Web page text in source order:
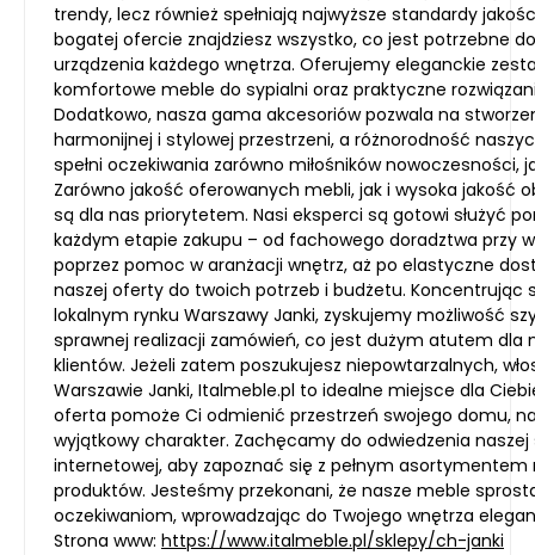
trendy, lecz również spełniają najwyższe standardy
bogatej ofercie znajdziesz wszystko, co jest potrzebne
urządzenia każdego wnętrza. Oferujemy eleganckie
komfortowe meble do sypialni oraz praktyczne
Dodatkowo, nasza gama akcesoriów pozwala na
harmonijnej i stylowej przestrzeni, a różnorodność
spełni oczekiwania zarówno miłośników nowoczesności,
Zarówno jakość oferowanych mebli, jak i wysoka jakość
są dla nas priorytetem. Nasi eksperci są gotowi służyć
każdym etapie zakupu – od fachowego doradztwa przy
poprzez pomoc w aranżacji wnętrz, aż po elastyczne
naszej oferty do twoich potrzeb i budżetu. Koncentrując
lokalnym rynku Warszawy Janki, zyskujemy możliwość
sprawnej realizacji zamówień, co jest dużym atutem dla
klientów. Jeżeli zatem poszukujesz niepowtarzalnych,
Warszawie Janki, Italmeble.pl to idealne miejsce dla
oferta pomoże Ci odmienić przestrzeń swojego domu,
wyjątkowy charakter. Zachęcamy do odwiedzenia
internetowej, aby zapoznać się z pełnym asortymentem
produktów. Jesteśmy przekonani, że nasze meble
oczekiwaniom, wprowadzając do Twojego wnętrza
Strona www: https://www.italmeble.pl/sklepy/ch-janki